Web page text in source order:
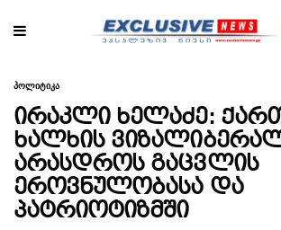
პოლიტიკა
ირაკლი ხელაძე:
ხალხის
არასდროს გაცვლის
ეროვნულობასა და
პატრიოტიზმში